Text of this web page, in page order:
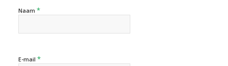
Naam *
E-mail *